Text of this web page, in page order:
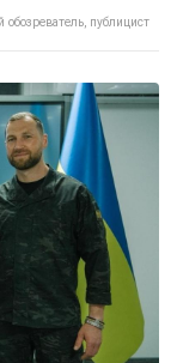
обозреватель, публицист